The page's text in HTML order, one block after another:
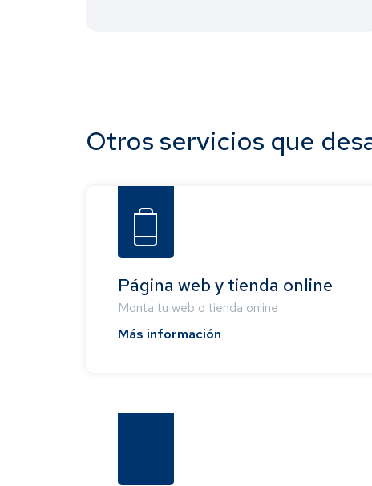
Otros servicios que
Página web y tienda online
Monta tu web o tienda online
Más información